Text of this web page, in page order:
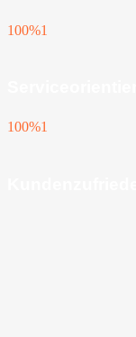
100%1
100%1